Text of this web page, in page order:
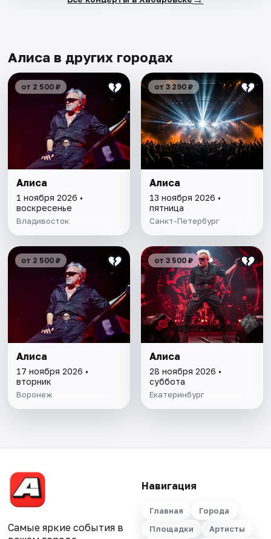
Алиса в других городах
от 2 500 ₽
Алиса
1 ноября 2026 •
воскресенье
Владивосток
от 3 290 ₽
Алиса
13 ноября 2026 •
пятница
Санкт-Петербург
от 2 500 ₽
Алиса
17 ноября 2026 •
вторник
Воронеж
от 3 500 ₽
Алиса
28 ноября 2026 •
суббота
Екатеринбург
Самые яркие события в
Навигация
Главная
Города
Площадки
Артисты